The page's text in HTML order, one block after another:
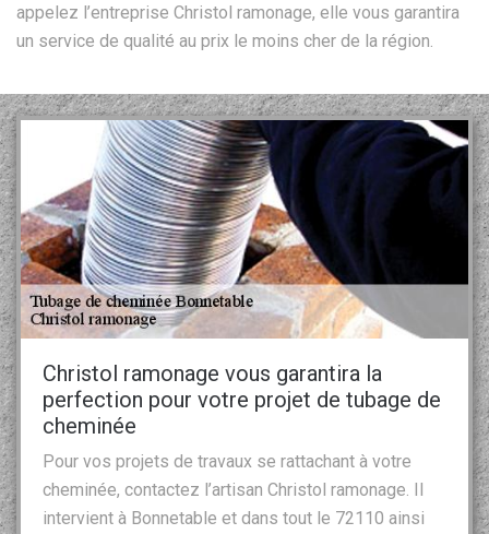
appelez l’entreprise Christol ramonage, elle vous garantira
un service de qualité au prix le moins cher de la région.
Christol ramonage vous garantira la
perfection pour votre projet de tubage de
cheminée
Pour vos projets de travaux se rattachant à votre
cheminée, contactez l’artisan Christol ramonage. Il
intervient à Bonnetable et dans tout le 72110 ainsi